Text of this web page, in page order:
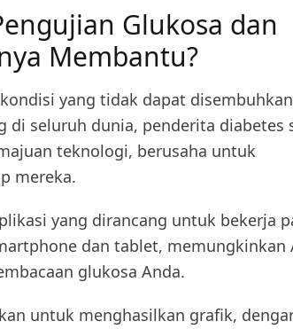
Glukosa dan
Membantu?
yang tidak dapat
di seluruh dunia, penderita diabetes
teknologi, berusaha untuk
mereka.
yang dirancang untuk bekerja
dan tablet, memungkinkan
glukosa Anda.
untuk menghasilkan grafik,